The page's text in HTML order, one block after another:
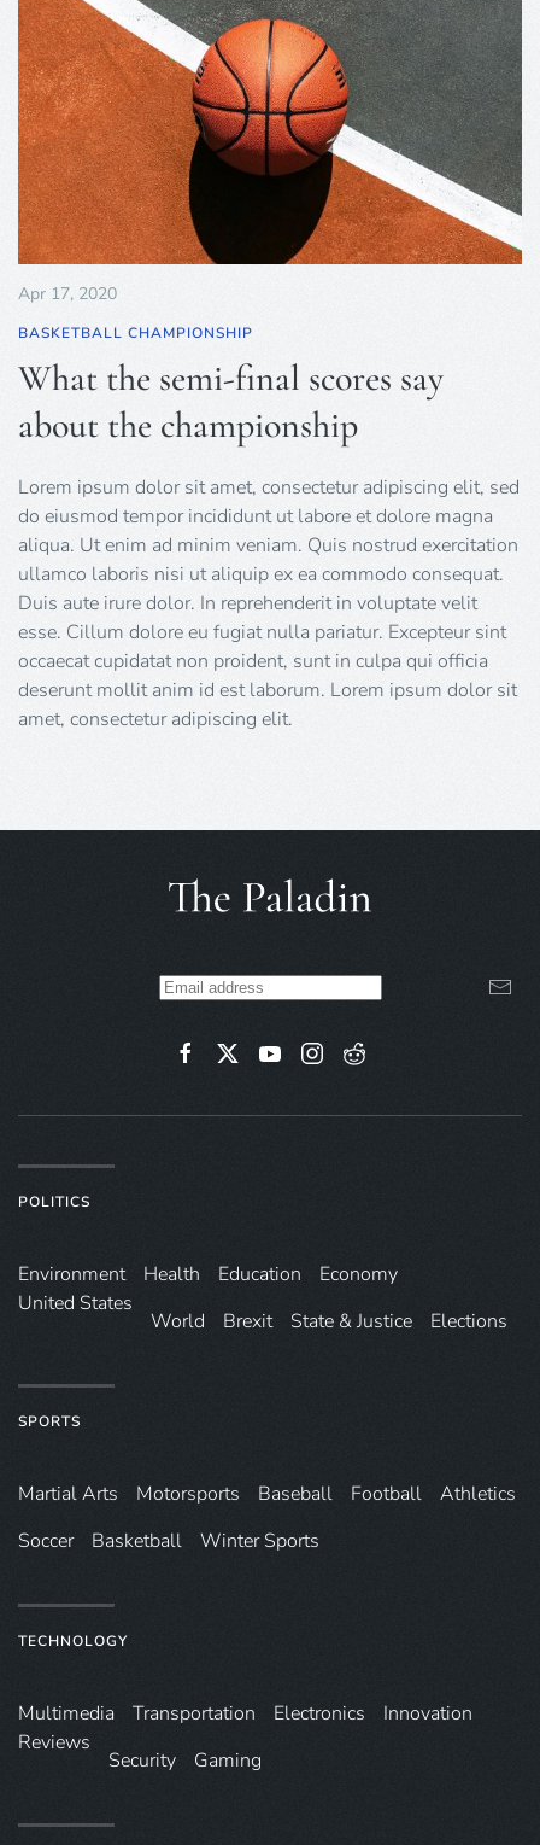
Apr 17, 2020
BASKETBALL CHAMPIONSHIP
What the semi-final scores say
about the championship
Lorem ipsum dolor sit amet, consectetur adipiscing elit, sed
do eiusmod tempor incididunt ut labore et dolore magna
aliqua. Ut enim ad minim veniam. Quis nostrud exercitation
ullamco laboris nisi ut aliquip ex ea commodo consequat.
Duis aute irure dolor. In reprehenderit in voluptate velit
esse. Cillum dolore eu fugiat nulla pariatur. Excepteur sint
occaecat cupidatat non proident, sunt in culpa qui officia
deserunt mollit anim id est laborum. Lorem ipsum dolor sit
amet, consectetur adipiscing elit.
POLITICS
Environ­ment Health Education
Economy
United States
World Brexit State & Justice Elections
SPORTS
Martial Arts Motorsports Baseball Football
Athletics
Soccer
Basketball Winter Sports
TECHNOLOGY
Multimedia Transportation Electronics
Innovation
Reviews
Security Gaming